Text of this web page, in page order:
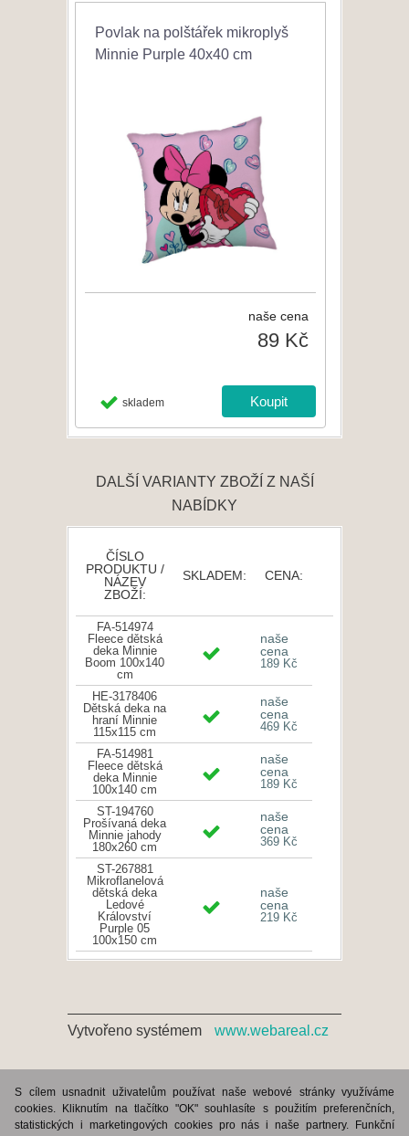
S cílem usnadnit uživatelům používat naše webové stránky využíváme
cookies. Kliknutím na tlačítko "OK" souhlasíte s použitím preferenčních,
statistických i marketingových cookies pro nás i naše partnery. Funkční
Povlak na polštářek mikroplyš
Minnie Purple 40x40 cm
naše cena
89 Kč
skladem
DALŠÍ VARIANTY ZBOŽÍ Z NAŠÍ
NABÍDKY
ČÍSLO
PRODUKTU /
NÁZEV
ZBOŽÍ:
SKLADEM: CENA:
FA-514974
Fleece dětská
deka Minnie
Boom 100x140
cm
naše
cena
189 Kč
HE-3178406
Dětská deka na
hraní Minnie
115x115 cm
naše
cena
469 Kč
FA-514981
Fleece dětská
deka Minnie
100x140 cm
naše
cena
189 Kč
ST-194760
Prošívaná deka
Minnie jahody
180x260 cm
naše
cena
369 Kč
ST-267881
Mikroflanelová
dětská deka
Ledové
Království
Purple 05
100x150 cm
naše
cena
219 Kč
Vytvořeno systémem www.webareal.cz